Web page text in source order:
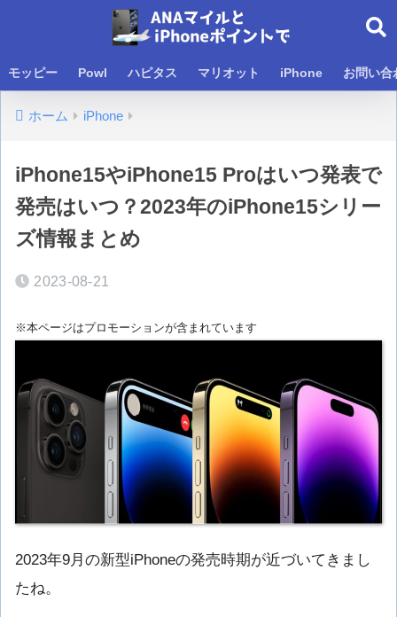
モッピー Powl ハピタス マリオット iPhone お問い合
ホーム iPhone
iPhone15やiPhone15 Proはいつ発表で
発売はいつ？2023年のiPhone15シリー
ズ情報まとめ
2023-08-21
※本ページはプロモーションが含まれています
2023年9月の新型iPhoneの発売時期が近づいてきまし
たね。